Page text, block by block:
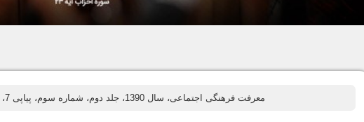
معرفت فرهنگی اجتماعی، سال 1390، جلد دوم، شماره سوم، پیاپی 7، تابستان